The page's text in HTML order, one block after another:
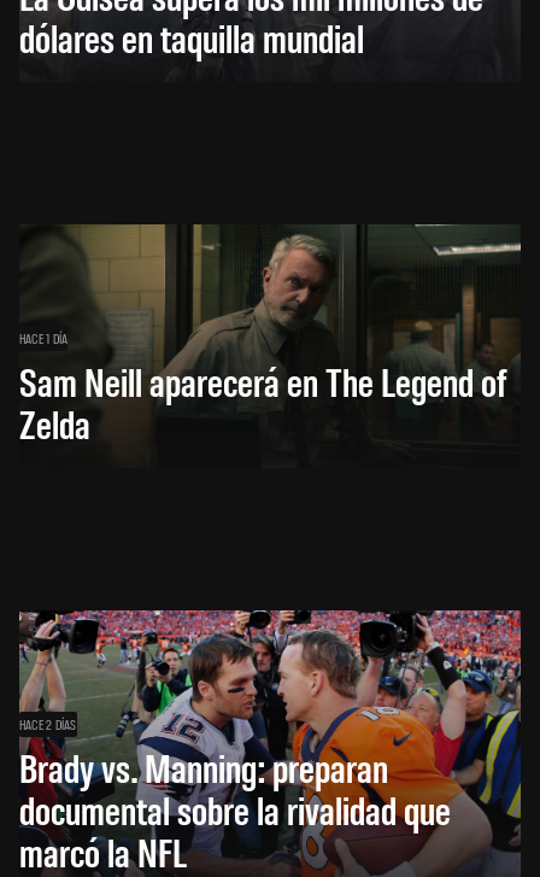
dólares en taquilla mundial
HACE 1 DÍA
Sam Neill aparecerá en The Legend of
Zelda
HACE 2 DÍAS
Brady vs. Manning: preparan
documental sobre la rivalidad que
marcó la NFL